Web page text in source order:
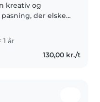
kreativ og
der elsker
babyer, småbørn
og er
med kæledyr og
1 år
130,00 kr./t